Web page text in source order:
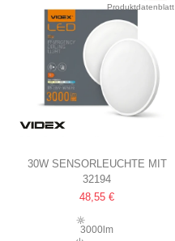
Produktdatenblatt
30W SENSORLEUCHTE MIT
NOTLICHT
EINSTELLBARE WATT/CCT,
IP44, AKKU
32194
48,55 €
3000lm